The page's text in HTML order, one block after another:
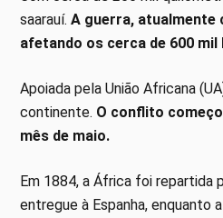
saarauí. A guerra, atualmente
afetando os cerca de 600
Apoiada pela União Africana
continente. O conflito
mês de maio.
Em 1884, a África foi repartida
entregue à Espanha,